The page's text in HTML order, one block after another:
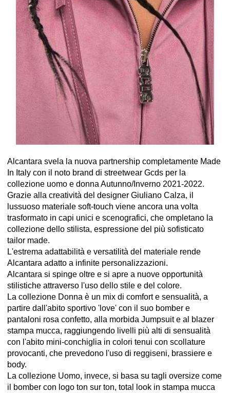
Alcantara svela la nuova partnership completamente Made
In Italy con il noto brand di streetwear Gcds per la
collezione uomo e donna Autunno/Inverno 2021-2022.
Grazie alla creatività del designer Giuliano Calza, il
lussuoso materiale soft-touch viene ancora una volta
trasformato in capi unici e scenografici, che ompletano la
collezione dello stilista, espressione del più sofisticato
tailor made.
L'estrema adattabilità e versatilità del materiale rende
Alcantara adatto a infinite personalizzazioni.
Alcantara si spinge oltre e si apre a nuove opportunità
stilistiche attraverso l'uso dello stile e del colore.
La collezione Donna è un mix di comfort e sensualità, a
partire dall'abito sportivo 'love' con il suo bomber e
pantaloni rosa confetto, alla morbida Jumpsuit e al blazer
stampa mucca, raggiungendo livelli più alti di sensualità
con l'abito mini-conchiglia in colori tenui con scollature
provocanti, che prevedono l'uso di reggiseni, brassiere e
body.
La collezione Uomo, invece, si basa su tagli oversize come
il bomber con logo ton sur ton, total look in stampa mucca